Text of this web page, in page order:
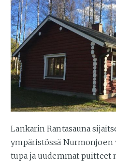
Lankarin Rantasauna
ympäristössä Nurmonjoen
tupa ja uudemmat puitteet